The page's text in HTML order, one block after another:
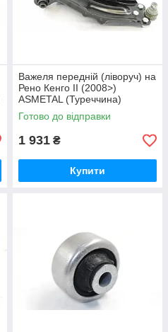
Важеля передній (ліворуч) на
Рено Кенго II (2008>)
ASMETAL (Туреччина)
30RN5606
Готово до відправки
1 931 ₴
Купити